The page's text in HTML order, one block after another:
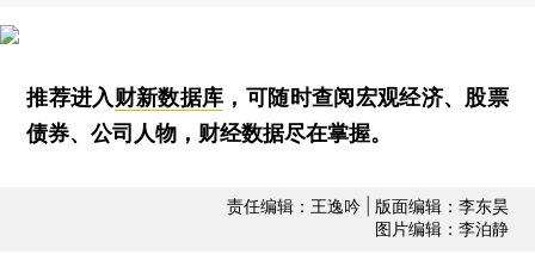
推荐进入财新数据库 ，可随时查阅宏观经济、股票
债券、公司人物，财经数据尽在掌握。
责任编辑：王逸吟 | 版面编辑：李东昊
图片编辑：李泊静